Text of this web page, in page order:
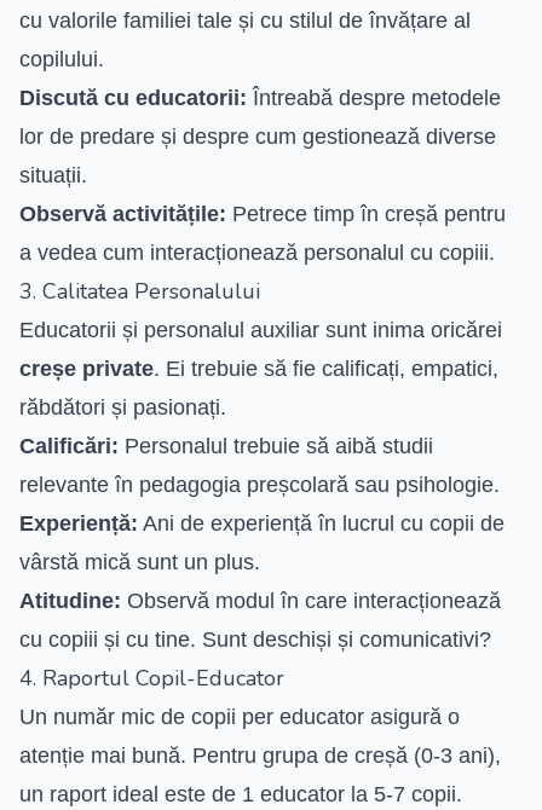
cu valorile familiei tale și cu stilul de învățare al
copilului.
Discută cu educatorii: Întreabă despre metodele
lor de predare și despre cum gestionează diverse
situații.
Observă activitățile: Petrece timp în creșă pentru
a vedea cum interacționează personalul cu copiii.
3. Calitatea Personalului
Educatorii și personalul auxiliar sunt inima oricărei
creșe private. Ei trebuie să fie calificați, empatici,
răbdători și pasionați.
Calificări: Personalul trebuie să aibă studii
relevante în pedagogia preșcolară sau psihologie.
Experiență: Ani de experiență în lucrul cu copii de
vârstă mică sunt un plus.
Atitudine: Observă modul în care interacționează
cu copiii și cu tine. Sunt deschiși și comunicativi?
4. Raportul Copil-Educator
Un număr mic de copii per educator asigură o
atenție mai bună. Pentru grupa de creșă (0-3 ani),
un raport ideal este de 1 educator la 5-7 copii.